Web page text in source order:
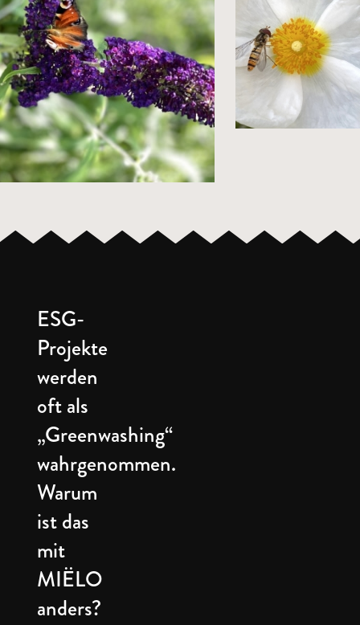
ESG-
Projekte
werden
oft als
„Greenwashing“
wahrgenommen.
Warum
ist das
mit
MIËLO
anders?